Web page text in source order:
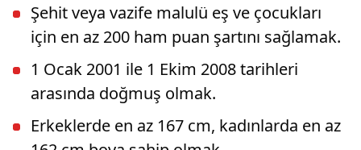
Şehit veya vazife malulü eş ve çocukları
için en az 200 ham puan şartını sağlamak.
1 Ocak 2001 ile 1 Ekim 2008 tarihleri
arasında doğmuş olmak.
Erkeklerde en az 167 cm, kadınlarda en az